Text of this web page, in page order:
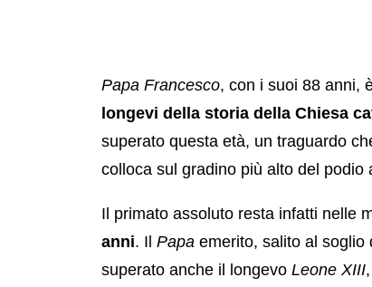
Papa Francesco, con i suoi 88 anni,
longevi della storia della Chiesa
superato questa età, un traguardo
colloca sul gradino più alto del podio
Il primato assoluto resta infatti nelle
anni. Il Papa emerito, salito al soglio
superato anche il longevo Leone XIII